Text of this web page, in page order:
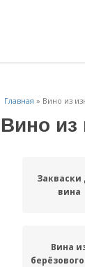
Главная » Вино из
Вино
Закваски
вина
Вина